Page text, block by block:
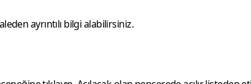
ayrıntılı bilgi alabilirsiniz.